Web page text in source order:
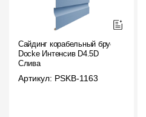
Сайдинг корабельный брус
Docke Интенсив D4.5D
Слива
Артикул: PSKB-1163